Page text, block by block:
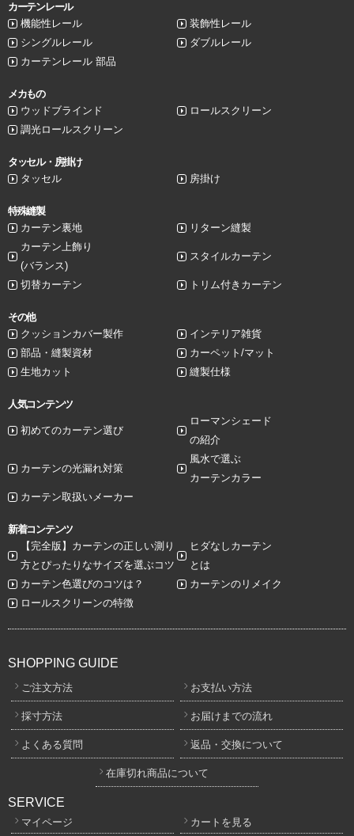
カーテンレール
機能性レール
装飾性レール
シングルレール
ダブルレール
カーテンレール 部品
メカもの
ウッドブラインド
ロールスクリーン
調光ロールスクリーン
タッセル・房掛け
タッセル
房掛け
特殊縫製
カーテン裏地
リターン縫製
カーテン上飾り
(バランス)
スタイルカーテン
切替カーテン トリム付きカーテン
その他
クッションカバー製作
インテリア雑貨
部品・縫製資材
カーペット/マット
生地カット
縫製仕様
人気コンテンツ
初めてのカーテン選び
ローマンシェード
の紹介
カーテンの光漏れ対策
風水で選ぶ
カーテンカラー
カーテン取扱いメーカー
新着コンテンツ
【完全版】カーテンの正しい測り
方とぴったりなサイズを選ぶコツ
ヒダなしカーテン
とは
カーテン色選びのコツは？
カーテンのリメイク
ロールスクリーンの特徴
SHOPPING GUIDE
ご注文方法 お支払い方法
採寸方法 お届けまでの流れ
よくある質問 返品・交換について
在庫切れ商品について
SERVICE
マイページ カートを見る